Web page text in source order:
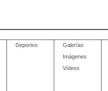
Deportes
Galerías
Imágenes
Vídeos